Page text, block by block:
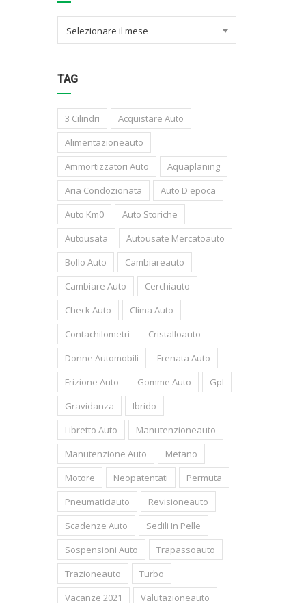
Selezionare il mese
TAG
3 Cilindri
Acquistare Auto
Alimentazioneauto
Ammortizzatori Auto
Aquaplaning
Aria Condozionata
Auto D'epoca
Auto Km0
Auto Storiche
Autousata
Autousate Mercatoauto
Bollo Auto
Cambiareauto
Cambiare Auto
Cerchiauto
Check Auto
Clima Auto
Contachilometri
Cristalloauto
Donne Automobili
Frenata Auto
Frizione Auto
Gomme Auto
Gpl
Gravidanza
Ibrido
Libretto Auto
Manutenzioneauto
Manutenzione Auto
Metano
Motore
Neopatentati
Permuta
Pneumaticiauto
Revisioneauto
Scadenze Auto
Sedili In Pelle
Sospensioni Auto
Trapassoauto
Trazioneauto
Turbo
Vacanze 2021
Valutazioneauto